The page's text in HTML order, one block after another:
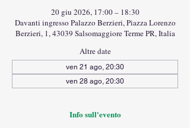
20 giu 2026, 17:00 – 18:30
Davanti ingresso Palazzo Berzieri, Piazza Lorenzo
Berzieri, 1, 43039 Salsomaggiore Terme PR, Italia
Altre date
ven 21 ago, 20:30
ven 28 ago, 20:30
Info sull'evento